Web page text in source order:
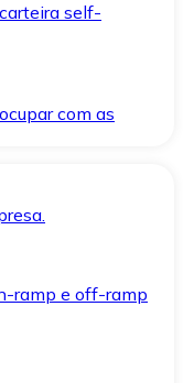
self-
com as
ramp e off-ramp